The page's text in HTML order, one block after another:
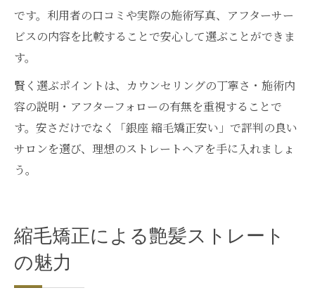
です。利用者の口コミや実際の施術写真、アフターサー
ビスの内容を比較することで安心して選ぶことができま
す。
賢く選ぶポイントは、カウンセリングの丁寧さ・施術内
容の説明・アフターフォローの有無を重視することで
す。安さだけでなく「銀座 縮毛矯正安い」で評判の良い
サロンを選び、理想のストレートヘアを手に入れましょ
う。
縮毛矯正による艶髪ストレート
の魅力